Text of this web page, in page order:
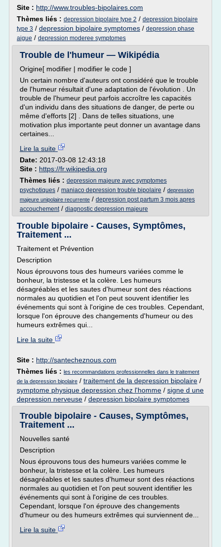
Site : http://www.troubles-bipolaires.com
Thèmes liés : depression bipolaire type 2 / depression bipolaire
type 3 / depression bipolaire symptomes / depression phase
aigue / depression moderee symptomes
Trouble de l'humeur — Wikipédia
Origine[ modifier | modifier le code ]
Un certain nombre d'auteurs ont considéré que le trouble
de l'humeur résultait d'une adaptation de l'évolution . Un
trouble de l'humeur peut parfois accroître les capacités
d'un individu dans des situations de danger, de perte ou
même d'efforts [2] . Dans de telles situations, une
motivation plus importante peut donner un avantage dans
certaines...
Lire la suite
Date: 2017-03-08 12:43:18
Site : https://fr.wikipedia.org
Thèmes liés : depression majeure avec symptomes
psychotiques / maniaco depression trouble bipolaire / depression
majeure unipolaire recurrente / depression post partum 3 mois apres
accouchement/ diagnostic depression majeure
Trouble bipolaire - Causes, Symptômes,
Traitement ...
Traitement et Prévention
Description
Nous éprouvons tous des humeurs variées comme le
bonheur, la tristesse et la colère. Les humeurs
désagréables et les sautes d'humeur sont des réactions
normales au quotidien et l'on peut souvent identifier les
événements qui sont à l'origine de ces troubles. Cependant,
lorsque l'on éprouve des changements d'humeur ou des
humeurs extrêmes qui...
Lire la suite
Site : http://santecheznous.com
Thèmes liés : les recommandations professionnelles dans le traitement
de la depression bipolaire / traitement de la depression bipolaire /
symptome physique depression chez l'homme / signe d une
depression nerveuse / depression bipolaire symptomes
Trouble bipolaire - Causes, Symptômes,
Traitement ...
Nouvelles santé
Description
Nous éprouvons tous des humeurs variées comme le
bonheur, la tristesse et la colère. Les humeurs
désagréables et les sautes d'humeur sont des réactions
normales au quotidien et l'on peut souvent identifier les
événements qui sont à l'origine de ces troubles.
Cependant, lorsque l'on éprouve des changements
d'humeur ou des humeurs extrêmes qui surviennent de...
Lire la suite